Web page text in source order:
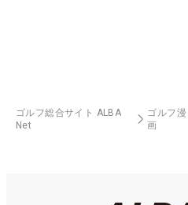
ゴルフ総合サイト ALBA
Net
ゴルフ漫
画